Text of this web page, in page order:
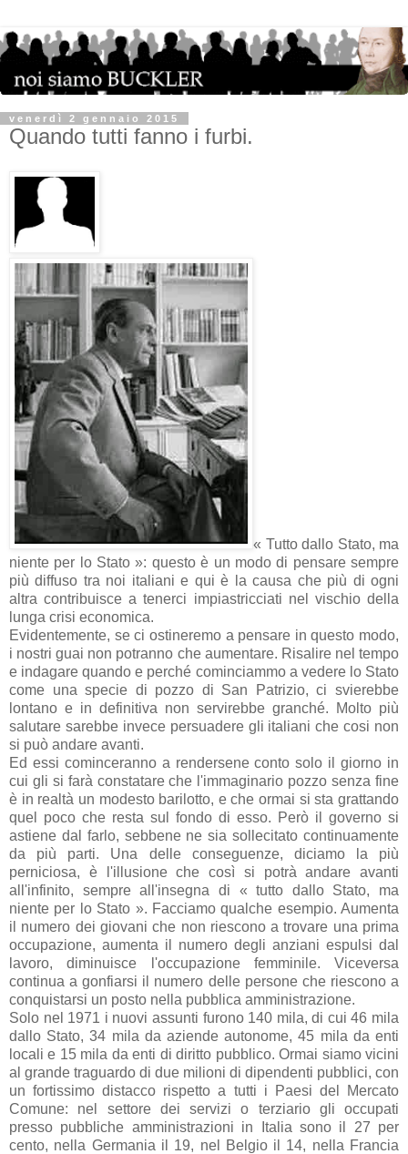
venerdì 2 gennaio 2015
Quando tutti fanno i furbi.
« Tutto dallo Stato, ma
niente per lo Stato »: questo è un modo di pensare sempre
più diffuso tra noi italiani e qui è la causa che più di ogni
altra contribuisce a tenerci impiastricciati nel vischio della
lunga crisi economica.
Evidentemente, se ci ostineremo a pensare in questo modo,
i nostri guai non potranno che aumentare. Risalire nel tempo
e indagare quando e perché cominciammo a vedere lo Stato
come una specie di pozzo di San Patrizio, ci svierebbe
lontano e in definitiva non servirebbe granché. Molto più
salutare sarebbe invece persuadere gli italiani che cosi non
si può andare avanti.
Ed essi cominceranno a rendersene conto solo il giorno in
cui gli si farà constatare che l'immaginario pozzo senza fine
è in realtà un modesto barilotto, e che ormai si sta grattando
quel poco che resta sul fondo di esso. Però il governo si
astiene dal farlo, sebbene ne sia sollecitato continuamente
da più parti. Una delle conseguenze, diciamo la più
perniciosa, è l'illusione che così si potrà andare avanti
all'infinito, sempre all'insegna di « tutto dallo Stato, ma
niente per lo Stato ». Facciamo qualche esempio. Aumenta
il numero dei giovani che non riescono a trovare una prima
occupazione, aumenta il numero degli anziani espulsi dal
lavoro, diminuisce l'occupazione femminile. Viceversa
continua a gonfiarsi il numero delle persone che riescono a
conquistarsi un posto nella pubblica amministrazione.
Solo nel 1971 i nuovi assunti furono 140 mila, di cui 46 mila
dallo Stato, 34 mila da aziende autonome, 45 mila da enti
locali e 15 mila da enti di diritto pubblico. Ormai siamo vicini
al grande traguardo di due milioni di dipendenti pubblici, con
un fortissimo distacco rispetto a tutti i Paesi del Mercato
Comune: nel settore dei servizi o terziario gli occupati
presso pubbliche amministrazioni in Italia sono il 27 per
cento, nella Germania il 19, nel Belgio il 14, nella Francia